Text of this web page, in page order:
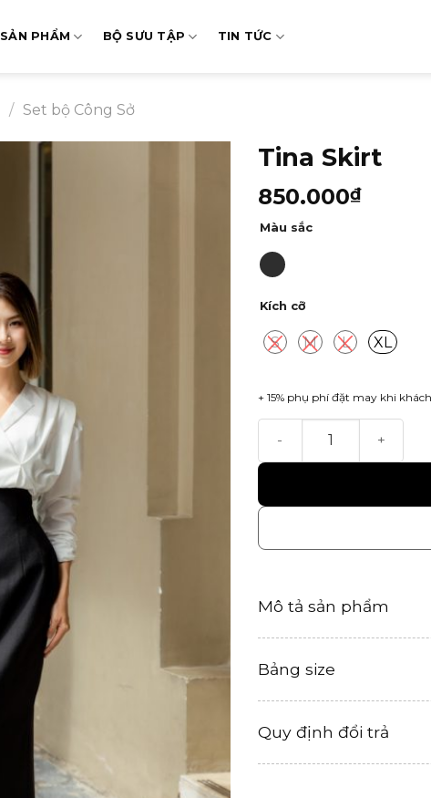
SẢN PHẨM BỘ SƯU TẬP TIN TỨC
/ Set bộ Công Sở
Tina Skirt
850.000₫
Màu sắc
Kích cỡ
S M L XL
+ 15% phụ phí đặt may khi
Mô tả sản phẩm
Bảng size
Quy định đổi trả